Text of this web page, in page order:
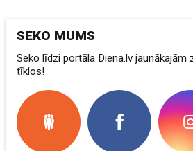
SEKO MUMS
Seko līdzi portāla Diena.lv jaunākajām
tīklos!